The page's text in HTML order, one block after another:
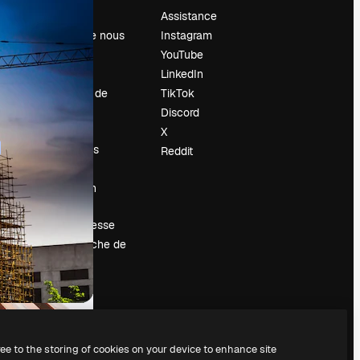
À propos de nous
Avis
Carrières
Tendances de
Événements
Slidesgo
Vendre mon
contenu
Salle de presse
À la recherche de
Assistance
Instagram
YouTube
LinkedIn
TikTok
Discord
X
Reddit
to the storing of cookies on your device to enhance site